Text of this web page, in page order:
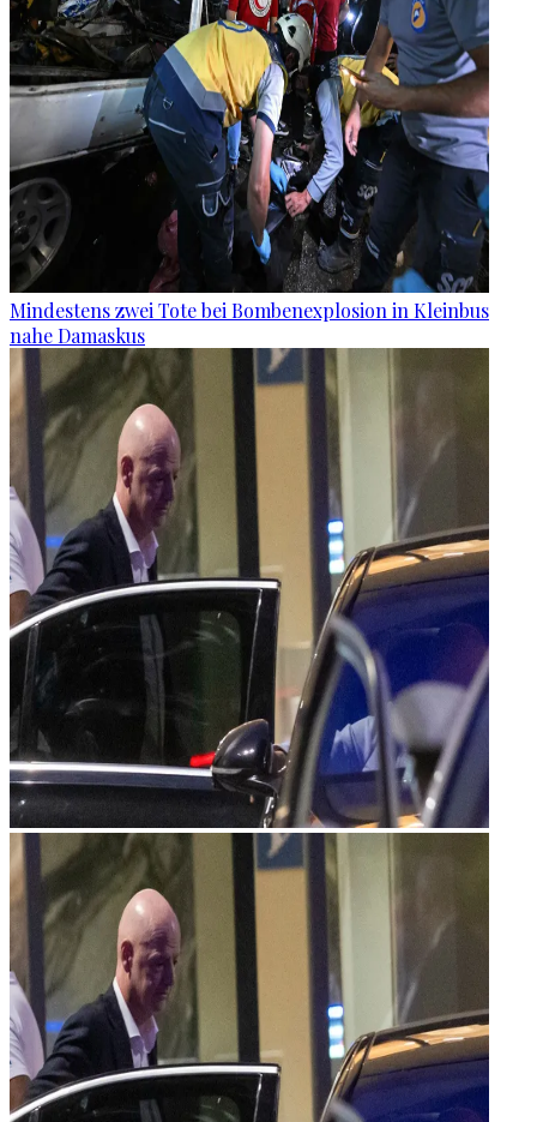
Mindestens zwei Tote bei Bombenexplosion in Kleinbus
nahe Damaskus